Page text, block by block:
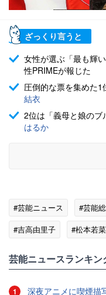
ざっくり言うと
女性が選ぶ「最も輝
性PRIMEが報じた
圧倒的な票を集めた
結衣
2位は「義母と娘のブ
はるか
#芸能ニュース #芸能
#吉高由里子
#松本若菜
芸能ニュースランキン
1 深夜アニメに喫煙描